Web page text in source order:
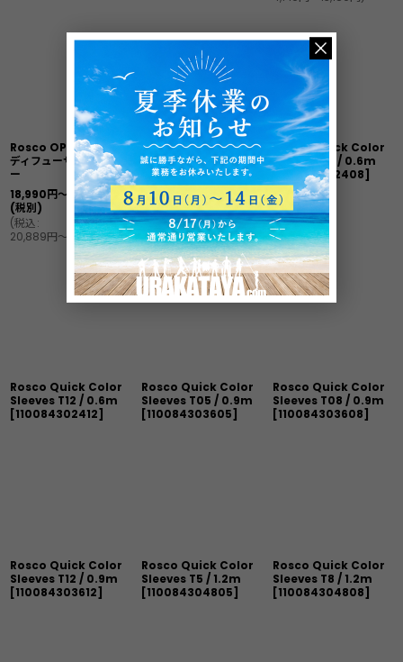
Rosco OPTI-SCULPT
ディフューザーフィルタ
ー
18,990円～34,990円
(税別)
(税込:
20,889円～38,489円)
Rosco Quick Color
Sleeves T5 / 0.6m
[ 110084302405]
Rosco Quick Color
Sleeves T8 / 0.6m
[110084302408]
Rosco Quick Color
Sleeves T12 / 0.6m
[110084302412]
Rosco Quick Color
Sleeves T05 / 0.9m
[110084303605]
Rosco Quick Color
Sleeves T08 / 0.9m
[110084303608]
Rosco Quick Color
Sleeves T12 / 0.9m
[110084303612]
Rosco Quick Color
Sleeves T5 / 1.2m
[110084304805]
Rosco Quick Color
Sleeves T8 / 1.2m
[110084304808]